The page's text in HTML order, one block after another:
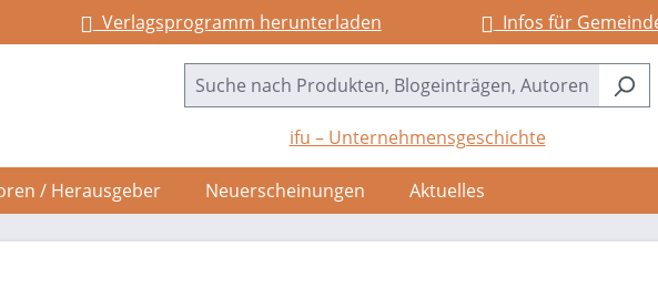
Verlagsprogramm herunterladen Infos für
ifu – Unternehmensgeschichte
/ Herausgeber Neuerscheinungen Aktuelles